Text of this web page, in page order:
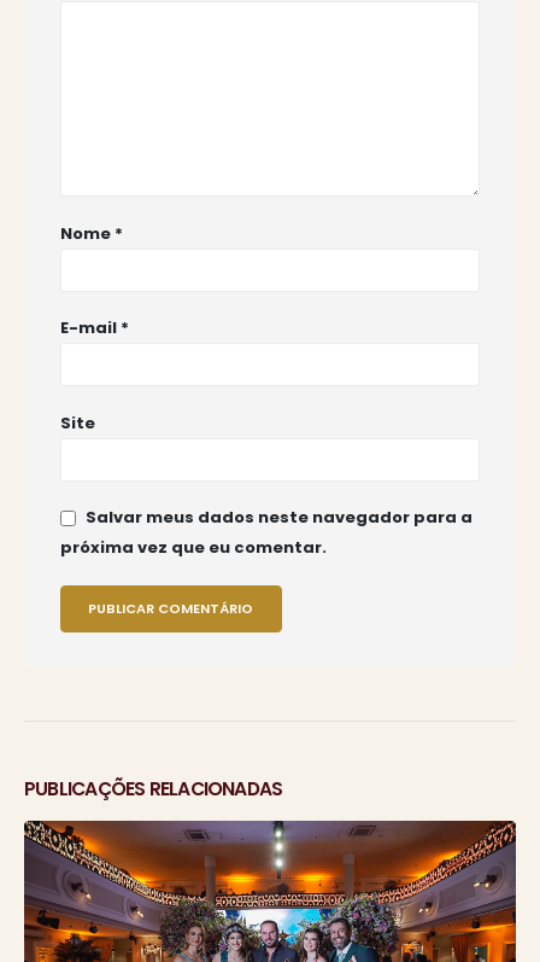
Nome *
E-mail *
Site
Salvar meus dados neste navegador para a
próxima vez que eu comentar.
PUBLICAÇÕES RELACIONADAS